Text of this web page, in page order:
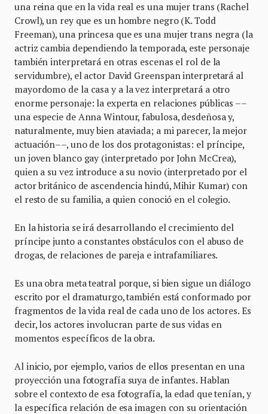
una reina que en la vida real es una mujer trans (Rachel
Crowl), un rey que es un hombre negro (K. Todd
Freeman), una princesa que es una mujer trans negra (la
actriz cambia dependiendo la temporada, este personaje
también interpretará en otras escenas el rol de la
servidumbre), el actor David Greenspan interpretará al
mayordomo de la casa y a la vez interpretará a otro
enorme personaje: la experta en relaciones públicas ––
una especie de Anna Wintour, fabulosa, desdeñosa y,
naturalmente, muy bien ataviada; a mi parecer, la mejor
actuación––, uno de los dos protagonistas: el príncipe,
un joven blanco gay (interpretado por John McCrea),
quien a su vez introduce a su novio (interpretado por el
actor británico de ascendencia hindú, Mihir Kumar) con
el resto de su familia, a quien conoció en el colegio.
En la historia se irá desarrollando el crecimiento del
príncipe junto a constantes obstáculos con el abuso de
drogas, de relaciones de pareja e intrafamiliares.
Es una obra meta teatral porque, si bien sigue un diálogo
escrito por el dramaturgo, también está conformado por
fragmentos de la vida real de cada uno de los actores. Es
decir, los actores involucran parte de sus vidas en
momentos específicos de la obra.
Al inicio, por ejemplo, varios de ellos presentan en una
proyección una fotografía suya de infantes. Hablan
sobre el contexto de esa fotografía, la edad que tenían, y
la específica relación de esa imagen con su orientación